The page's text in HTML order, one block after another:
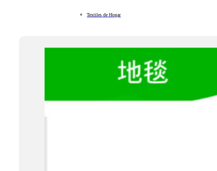
Textiles de Hogar